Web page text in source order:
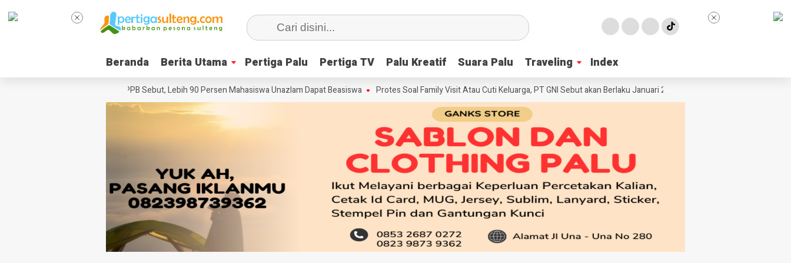
Beranda Berita Utama Pertiga Palu Pertiga TV Palu Kreatif Suara Palu Traveling Index
Beranda Berita Utama Pertiga Palu Pertiga TV Palu Kreatif Suara Palu Traveling Index
Ketua YPPB Sebut, Lebih 90 Persen Mahasiswa Unazlam Dapat Beasiswa Protes Soal Family Visit Atau Cuti Keluarga, PT GNI Sebut akan Berlaku Januari 2027